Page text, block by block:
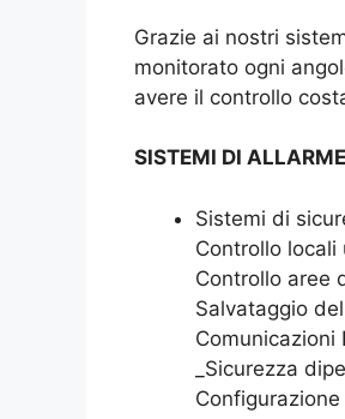
Grazie ai nostri
monitorato ogni
avere il controllo
SISTEMI DI
Sistemi di
Controllo locali
Controllo aree
Salvataggio
Comunicazioni
_Sicurezza